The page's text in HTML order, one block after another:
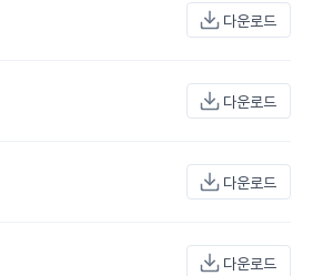
다운로드
다운로드
다운로드
다운로드